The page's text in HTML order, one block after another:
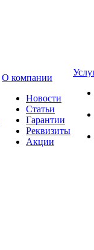
О компании
Новости
Статьи
Гарантии
Реквизиты
Акции